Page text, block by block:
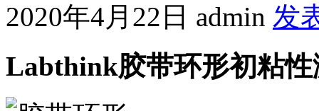
2020年4月22日 admin 发
Labthink胶带环形初粘